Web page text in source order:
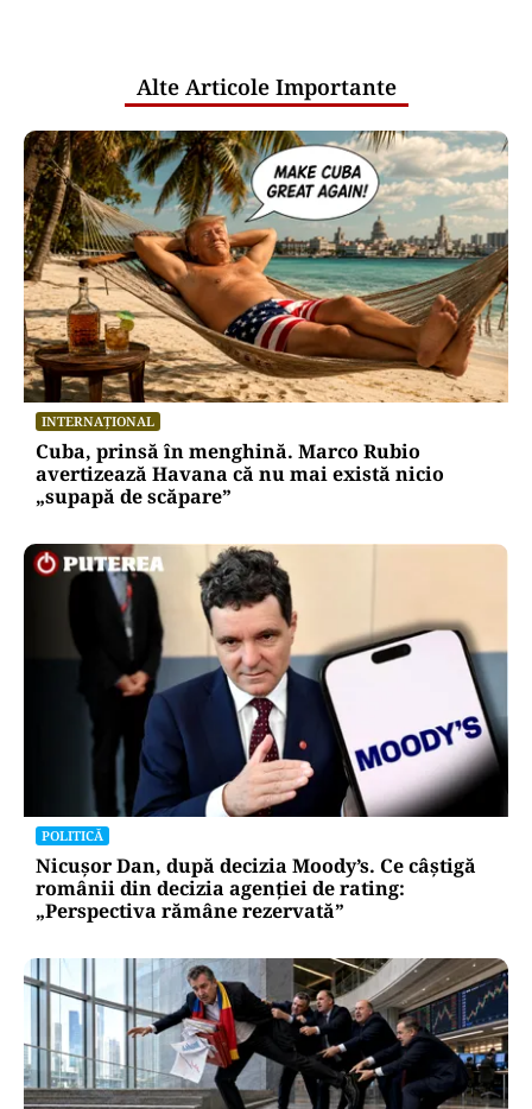
Alte Articole Importante
INTERNAȚIONAL
Cuba, prinsă în menghină. Marco Rubio
avertizează Havana că nu mai există nicio
„supapă de scăpare”
POLITICĂ
Nicușor Dan, după decizia Moody’s. Ce câștigă
românii din decizia agenției de rating:
„Perspectiva rămâne rezervată”